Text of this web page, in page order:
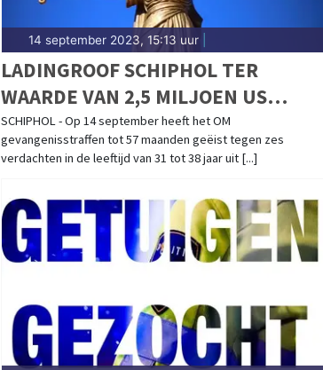
14 september 2023, 15:13 uur|
LADINGROOF SCHIPHOL TER
WAARDE VAN 2,5 MILJOEN US
DOLLAR: OM EIST TOT 57 MAANDEN
SCHIPHOL - Op 14 september heeft het OM
gevangenisstraffen tot 57 maanden geëist tegen zes
verdachten in de leeftijd van 31 tot 38 jaar uit [...]